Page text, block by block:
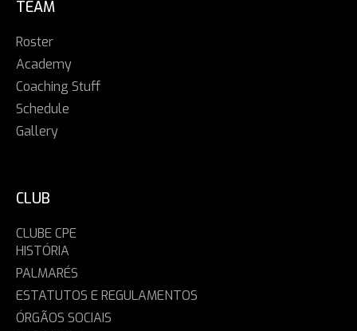
TEAM
Roster
Academy
Coaching Stuff
Schedule
Gallery
CLUB
CLUBE CPE
HISTÓRIA
PALMARÉS
ESTATUTOS E REGULAMENTOS
ÓRGÃOS SOCIAIS